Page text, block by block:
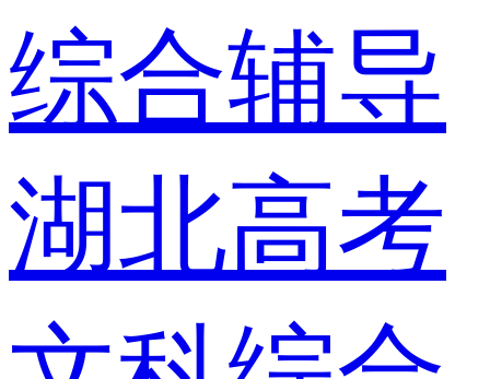
综合辅导
湖北高考